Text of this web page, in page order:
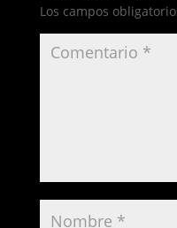
Los campos